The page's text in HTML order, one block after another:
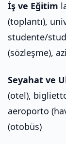
İş ve Eğitim
(toplantı),
studente/
(sözleşme),
Seyahat ve
(otel),
aeroporto
(otobüs)